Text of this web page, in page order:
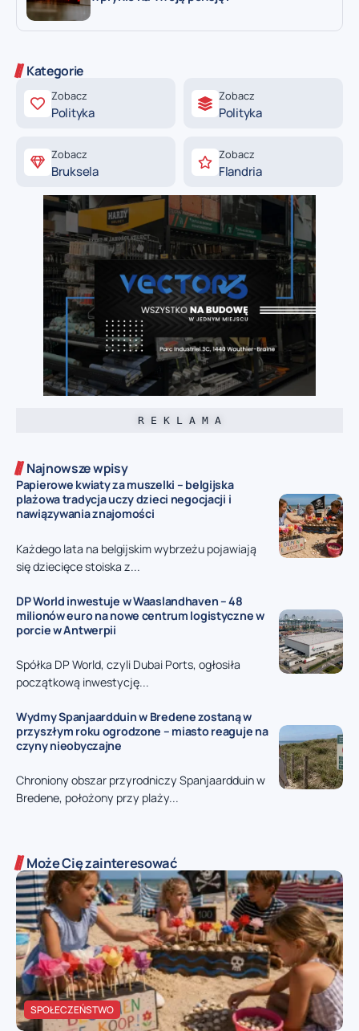
Kategorie
Zobacz
Polityka
Zobacz
Polityka
Zobacz
Bruksela
Zobacz
Flandria
R E K L A M A
Najnowsze wpisy
Papierowe kwiaty za muszelki – belgijska
plażowa tradycja uczy dzieci negocjacji i
nawiązywania znajomości
Każdego lata na belgijskim wybrzeżu pojawiają
się dziecięce stoiska z...
DP World inwestuje w Waaslandhaven – 48
milionów euro na nowe centrum logistyczne w
porcie w Antwerpii
Spółka DP World, czyli Dubai Ports, ogłosiła
początkową inwestycję...
Wydmy Spanjaardduin w Bredene zostaną w
przyszłym roku ogrodzone – miasto reaguje na
czyny nieobyczajne
Chroniony obszar przyrodniczy Spanjaardduin w
Bredene, położony przy plaży...
Może Cię zainteresować
SPOŁECZEŃSTWO